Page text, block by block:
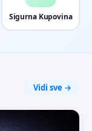
Sigurna Kupovina
Vidi sve →